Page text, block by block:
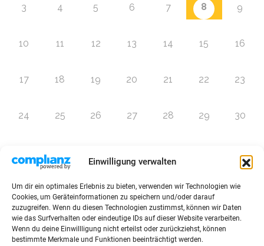
Einwilligung verwalten
Um dir ein optimales Erlebnis zu bieten, verwenden wir Technologien wie
Cookies, um Geräteinformationen zu speichern und/oder darauf
zuzugreifen. Wenn du diesen Technologien zustimmst, können wir Daten
wie das Surfverhalten oder eindeutige IDs auf dieser Website verarbeiten.
Wenn du deine Einwillligung nicht erteilst oder zurückziehst, können
bestimmte Merkmale und Funktionen beeinträchtigt werden.
3 4 5 6 7 8 9
10 11 12 13 14 15 16
17 18 19 20 21 22 23
24 25 26 27 28 29 30
Zur Eventübersicht